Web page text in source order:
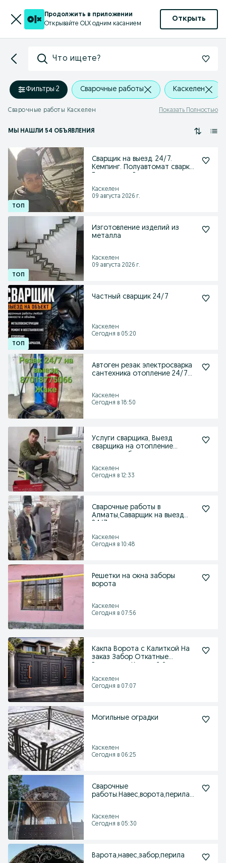
Продолжить в приложении
Открывайте OLX одним касанием
Открыть
Что ищете?
Фильтры·2 Сварочные работы Каскелен
Сварочные работы Каскелен Показать Полностью
МЫ НАШЛИ 54 ОБЪЯВЛЕНИЯ
Сварщик на выезд. 24/7.
Кемпинг. Полуавтомат сварка.
Каскелен
09 августа 2026 г.
Изготовление изделий из
металла
Каскелен
09 августа 2026 г.
Частный сварщик 24/7
Каскелен
Сегодня в 05:20
Автоген резак электросварка
сантехника отопление 24/7
Каскелен
Сегодня в 18:50
Услуги сварщика, Выезд
сварщика на отопление
Каскелен
Сегодня в 12:33
Сварочные работы в
Алматы,Саварщик на выезд
Каскелен
Сегодня в 10:48
Решетки на окна заборы
ворота
Каскелен
Сегодня в 07:56
Какпа Ворота с Калиткой На
заказ Забор Откатные
Каскелен
Сегодня в 07:07
Могильные оградки
Каскелен
Сегодня в 06:25
Сварочные
работы.Навес,ворота,перила
Каскелен
Сегодня в 05:30
Варота,навес,забор,перила